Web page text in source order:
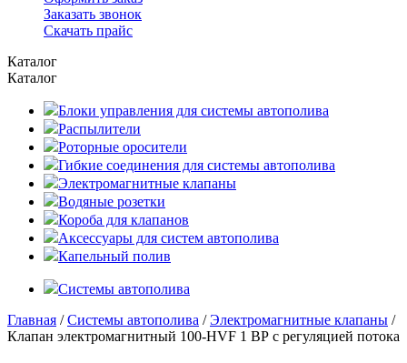
Заказать звонок
Скачать прайс
Каталог
Каталог
Блоки управления для системы автополива
Распылители
Роторные оросители
Гибкие соединения для системы автополива
Электромагнитные клапаны
Водяные розетки
Короба для клапанов
Аксессуары для систем автополива
Капельный полив
Системы автополива
Главная /Системы автополива /Электромагнитные клапаны /
Клапан электромагнитный 100-HVF 1 ВР с регуляцией потока